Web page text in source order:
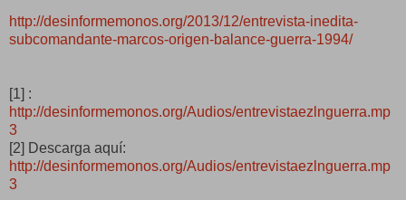
http://desinformemonos.org/2013/12/entrevista-inedita-
subcomandante-marcos-origen-balance-guerra-1994/
[1] :
http://desinformemonos.org/Audios/entrevistaezlnguerra.mp
3
[2] Descarga aquí:
http://desinformemonos.org/Audios/entrevistaezlnguerra.mp
3